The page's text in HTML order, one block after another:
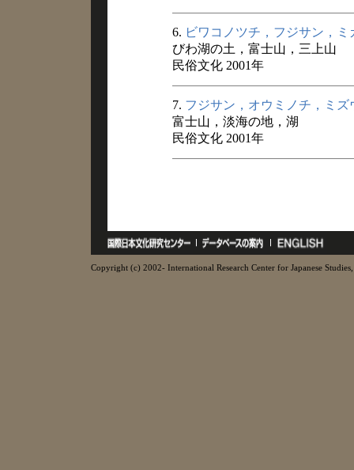
6. ビワコノツチ，フジサン，ミ
びわ湖の土，富士山，三上山
民俗文化 2001年
7. フジサン，オウミノチ，ミズ
富士山，淡海の地，湖
民俗文化 2001年
Copyright (c) 2002- International Research Center for Japanese